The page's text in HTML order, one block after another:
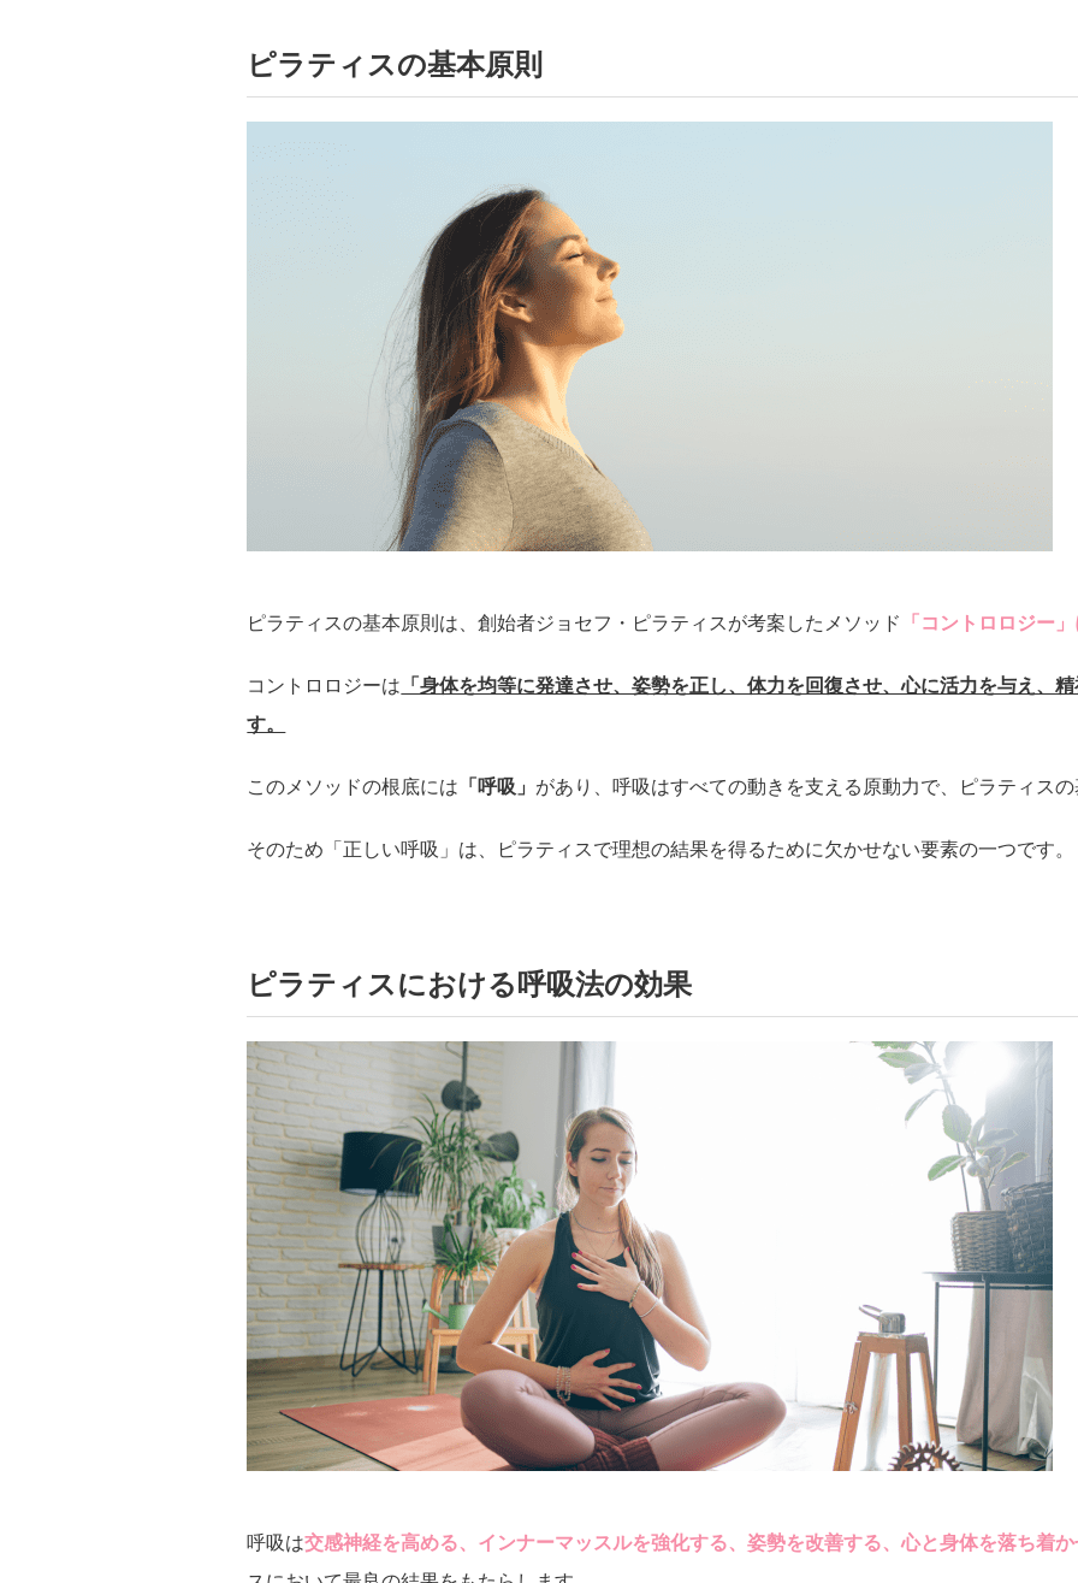
ピラティスの基本原則
ピラティスの基本原則は、創始者ジョセフ・ピラティスが考案したメソッド 「コントロロジー
コントロロジーは 「身体を均等に発達させ、姿勢を正し、体力を回復させ、心に活力を与え、
す。
このメソッドの根底には 「呼吸」 があり、呼吸はすべての動きを支える原動力で、ピラティスの
そのため「正しい呼吸」は、ピラティスで理想の結果を得るために欠かせない要素の一つです。
ピラティスにおける呼吸法の効果
呼吸は交感神経を高める、インナーマッスルを強化する、姿勢を改善する、心と身体を落ち着